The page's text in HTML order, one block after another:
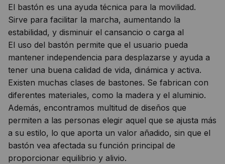
El bastón es una ayuda técnica para la movilidad.
Sirve para facilitar la marcha, aumentando la
estabilidad, y disminuir el cansancio o carga al
El uso del bastón permite que el usuario pueda
mantener independencia para desplazarse y ayuda a
tener una buena calidad de vida, dinámica y activa.
Existen muchas clases de bastones. Se fabrican con
diferentes materiales, como la madera y el aluminio.
Además, encontramos multitud de diseños que
permiten a las personas elegir aquel que se ajusta más
a su estilo, lo que aporta un valor añadido, sin que el
bastón vea afectada su función principal de
proporcionar equilibrio y alivio.